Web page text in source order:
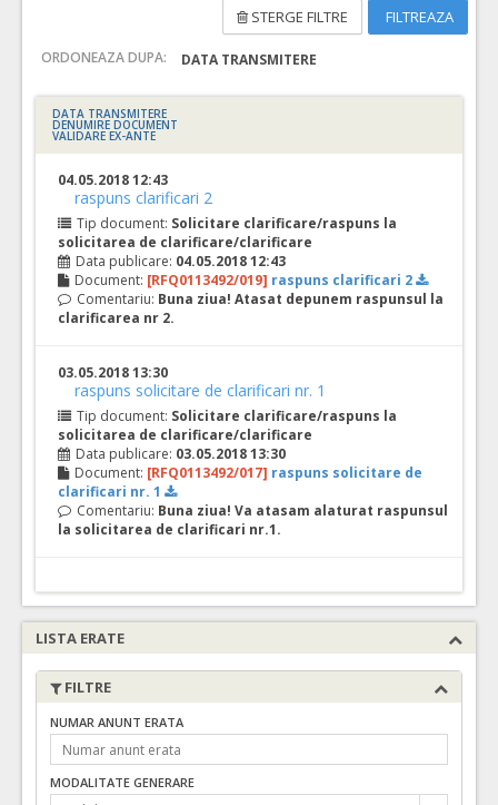
FILTREAZA
STERGE FILTRE
ORDONEAZA DUPA: DATA TRANSMITERE
DATA TRANSMITERE
DENUMIRE DOCUMENT
VALIDARE EX-ANTE
04.05.2018 12:43
raspuns clarificari 2
Tip document: Solicitare clarificare/raspuns la
solicitarea de clarificare/clarificare
Data publicare: 04.05.2018 12:43
Document: [RFQ0113492/019] raspuns clarificari 2
Comentariu: Buna ziua! Atasat depunem raspunsul la
clarificarea nr 2.
03.05.2018 13:30
raspuns solicitare de clarificari nr. 1
Tip document: Solicitare clarificare/raspuns la
solicitarea de clarificare/clarificare
Data publicare: 03.05.2018 13:30
Document: [RFQ0113492/017] raspuns solicitare de
clarificari nr. 1
Comentariu: Buna ziua! Va atasam alaturat raspunsul
la solicitarea de clarificari nr.1.
LISTA ERATE
FILTRE
NUMAR ANUNT ERATA
MODALITATE GENERARE